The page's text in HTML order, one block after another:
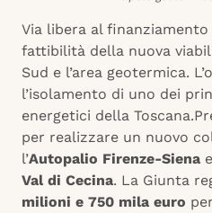
Via libera al
fattibilità della nuova
Sud e l’area geotermica.
l’isolamento di uno dei
energetici della
per realizzare un nuovo
l’Autopalio Firenze-Siena
Val di Cecina. La Giunta
milioni e 750 mila euro